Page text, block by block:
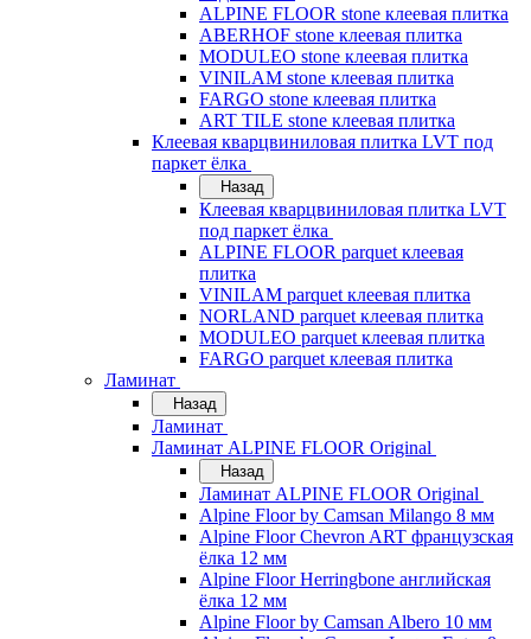
ALPINE FLOOR stone клеевая плитка
ABERHOF stone клеевая плитка
MODULEO stone клеевая плитка
VINILAM stone клеевая плитка
FARGO stone клеевая плитка
ART TILE stone клеевая плитка
Клеевая кварцвиниловая плитка LVT под
паркет ёлка
Назад
Клеевая кварцвиниловая плитка LVT
под паркет ёлка
ALPINE FLOOR parquet клеевая
плитка
VINILAM parquet клеевая плитка
NORLAND parquet клеевая плитка
MODULEO parquet клеевая плитка
FARGO parquet клеевая плитка
Ламинат
Назад
Ламинат
Ламинат ALPINE FLOOR Original
Назад
Ламинат ALPINE FLOOR Original
Alpine Floor by Camsan Milango 8 мм
Alpine Floor Chevron ART французская
ёлка 12 мм
Alpine Floor Herringbone английская
ёлка 12 мм
Alpine Floor by Camsan Albero 10 мм